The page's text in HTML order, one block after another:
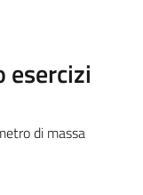
esercizi
di massa